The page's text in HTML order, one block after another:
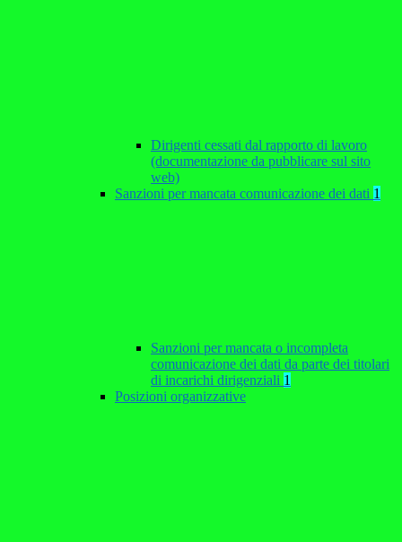
Dirigenti cessati dal rapporto di lavoro
(documentazione da pubblicare sul sito
web)
Sanzioni per mancata comunicazione dei dati 1
Sanzioni per mancata o incompleta
comunicazione dei dati da parte dei titolari
di incarichi dirigenziali 1
Posizioni organizzative